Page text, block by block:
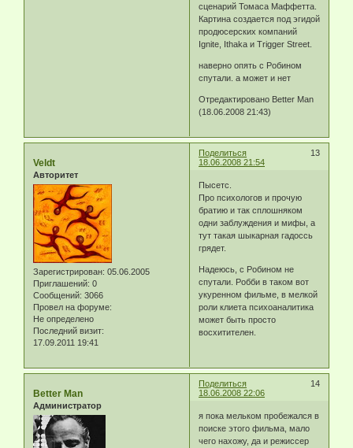
сценарий Томаса Маффетта.
Картина создается под эгидой
продюсерских компаний
Ignite, Ithaka и Trigger Street.
наверно опять с Робином
спутали. а может и нет
Отредактировано Better Man
(18.06.2008 21:43)
Поделиться
13
18.06.2008 21:54
Veldt
Авторитет
Зарегистрирован: 05.06.2005
Приглашений: 0
Сообщений: 3066
Провел на форуме:
Не определено
Последний визит:
17.09.2011 19:41
Пысетс.
Про психологов и прочую
братию и так сплошняком
одни заблуждения и мифы, а
тут такая шыкарная гадоссь
грядет.
Надеюсь, с Робином не
спутали. Робби в таком вот
укуренном фильме, в мелкой
роли клиета психоаналитика
может быть просто
восхитителен.
Поделиться
14
18.06.2008 22:06
Better Man
Администратор
я пока мельком пробежался в
поиске этого фильма, мало
чего нахожу, да и режиссер